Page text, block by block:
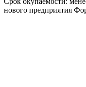
нового предприятия